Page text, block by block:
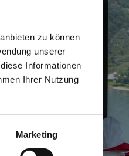
zu können
unserer
Informationen
Ihrer Nutzung
Marketing